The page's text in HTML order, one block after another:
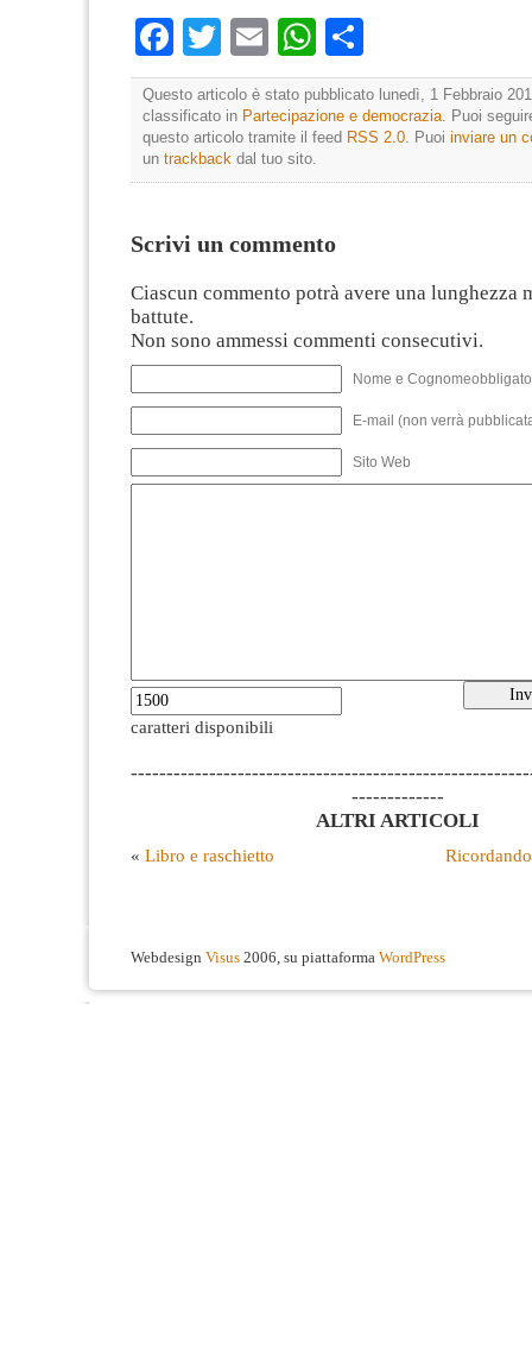
Facebook
TwitterEmailWhatsApp
Questo articolo è stato pubblicato lunedì, 1 Febbraio
classificato in Partecipazione e democrazia. Puoi
questo articolo tramite il feed RSS 2.0. Puoi inviare un
un trackback dal tuo sito.
Scrivi un commento
Ciascun commento potrà avere una lunghezza
battute.
Non sono ammessi commenti consecutivi.
Nome e
E-mail (non verrà
Sito Web
caratteri disponibili
-------------
ALTRI ARTICOLI
« Libro e raschietto
Webdesign Visus 2006, su piattaforma WordPress